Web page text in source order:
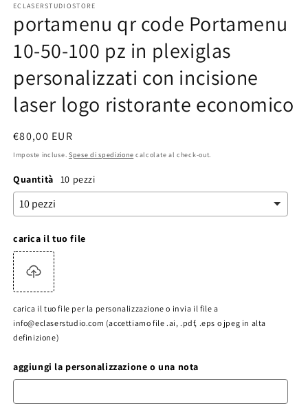
multimediali
in
finestra
modale
ECLASERSTUDIOSTORE
portamenu qr code Portamenu
10-50-100 pz in plexiglas
personalizzati con incisione
laser logo ristorante economico
Prezzo
di
€80,00 EUR
Imposte incluse. Spese di spedizione calcolate al check-out.
Quantità 10 pezzi
carica il tuo file
carica il tuo file per la personalizzazione o invia il file a
info@eclaserstudio.com (accettiamo file .ai, .pdf, .eps o jpeg in alta
definizione)
aggiungi la personalizzazione o una nota